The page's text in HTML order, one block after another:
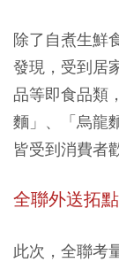
除了自煮生鮮
發現，受到居
品等即食品類
麵」、「烏龍
皆受到消費者
全聯外送拓
此次，全聯考